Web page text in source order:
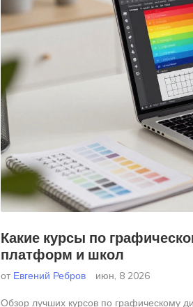
Какие курсы по
платформ и школ
от Евгений Ребров июн, 8 2026
Обзор лучших курсов по графическому